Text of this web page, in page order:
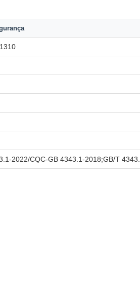
2022/CQC-GB 4343.1-2018;GB/T